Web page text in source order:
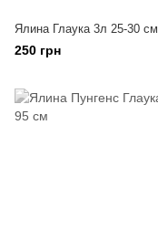
Ялина Глаука 3л 25-30 см
250 грн